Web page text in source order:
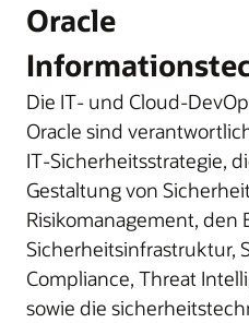
Oracle
Die IT‑ und
Oracle sind
IT‑Sicherheitsstrategie,
Gestaltung von
Risikomanagement,
Sicherheitsinfrastruktur,
Compliance, Threat
sowie die